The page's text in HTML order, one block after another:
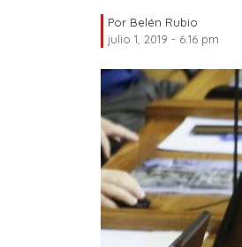
Por Belén Rubio
julio 1, 2019 - 6:16 pm